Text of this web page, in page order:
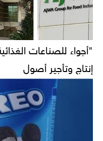
"أجواء للصناعات
إنتاج وتأجير أصول